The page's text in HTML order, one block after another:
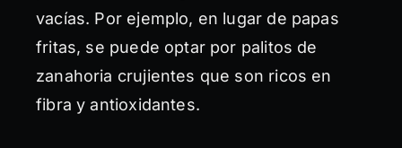
vacías. Por ejemplo, en lugar de papas
fritas, se puede optar por palitos de
zanahoria crujientes que son ricos en
fibra y antioxidantes.